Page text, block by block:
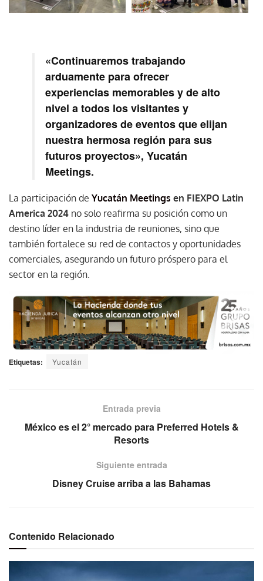
«Continuaremos trabajando
arduamente para ofrecer
experiencias memorables y de alto
nivel a todos los visitantes y
organizadores de eventos que elijan
nuestra hermosa región para sus
futuros proyectos», Yucatán
Meetings.
La participación de Yucatán Meetings en FIEXPO Latin
America 2024 no solo reafirma su posición como un
destino líder en la industria de reuniones, sino que
también fortalece su red de contactos y oportunidades
comerciales, asegurando un futuro próspero para el
sector en la región.
Etiquetas: Yucatán
Entrada previa
México es el 2° mercado para Preferred Hotels &
Resorts
Siguiente entrada
Disney Cruise arriba a las Bahamas
Contenido Relacionado